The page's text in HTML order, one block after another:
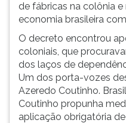
de fábricas na colônia
economia brasileira
O decreto encontrou
coloniais, que
dos laços de
Um dos porta-vozes
Azeredo Coutinho.
Coutinho propunha
aplicação obrigatória